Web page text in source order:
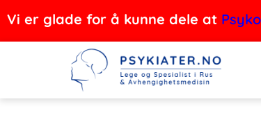
Hopp
Vi er glade for å kunne dele at